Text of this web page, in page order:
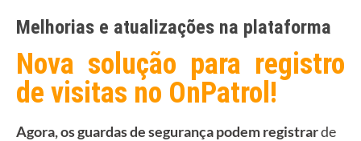
Melhorias e atualizações na plataforma
Nova solução para registro
de visitas no OnPatrol!
Agora, os guardas de segurança podem registrarde